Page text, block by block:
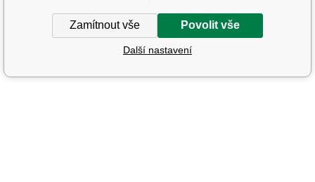
Zamítnout vše Povolit vše
Další nastavení